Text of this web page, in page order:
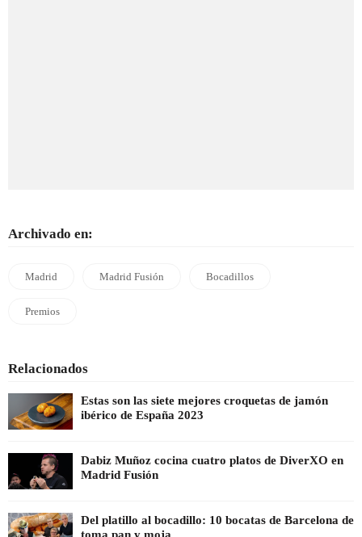
Archivado en:
Madrid Madrid Fusión Bocadillos
Premios
Relacionados
Estas son las siete mejores croquetas de jamón
ibérico de España 2023
Dabiz Muñoz cocina cuatro platos de DiverXO en
Madrid Fusión
Del platillo al bocadillo: 10 bocatas de Barcelona de